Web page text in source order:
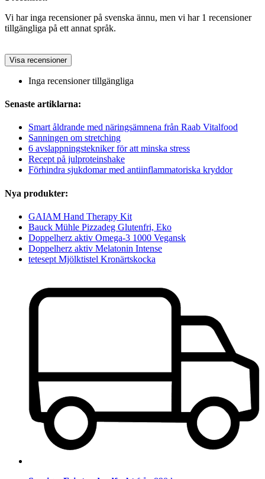
Vi har inga recensioner på svenska ännu, men vi har 1 recensioner
tillgängliga på ett annat språk.
Visa recensioner
Inga recensioner tillgängliga
Senaste artiklarna:
Smart åldrande med näringsämnena från Raab Vitalfood
Sanningen om stretching
6 avslappningstekniker för att minska stress
Recept på julproteinshake
Förhindra sjukdomar med antiinflammatoriska kryddor
Nya produkter:
GAIAM Hand Therapy Kit
Bauck Mühle Pizzadeg Glutenfri, Eko
Doppelherz aktiv Omega-3 1000 Vegansk
Doppelherz aktiv Melatonin Intense
tetesept Mjölktistel Kronärtskocka